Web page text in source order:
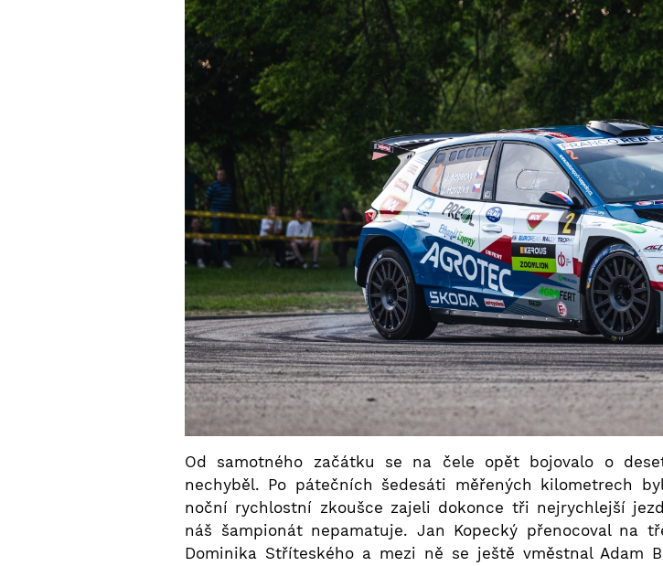
Od samotného začátku se na čele opět bojovalo o
nechyběl. Po pátečních šedesáti měřených kilometrech
noční rychlostní zkoušce zajeli dokonce tři nejrychlejší
náš šampionát nepamatuje. Jan Kopecký přenocoval na
Dominika Stříteského a mezi ně se ještě vměstnal Adam